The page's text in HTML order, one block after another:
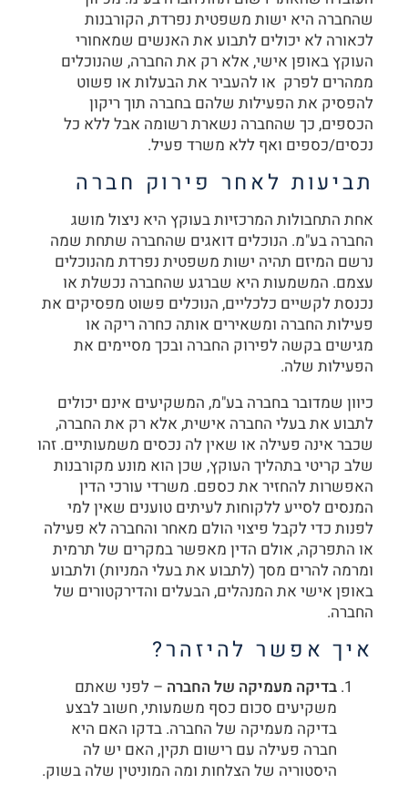
שהחברה היא ישות משפטית נפרדת, הקורבנות
לכאורה לא יכולים לתבוע את האנשים שמאחורי
העוקץ באופן אישי, אלא רק את החברה, שהנוכלים
ממהרים לפרק או להעביר את הבעלות או פשוט
להפסיק את הפעילות שלהם בחברה תוך ריקון
הכספים, כך שהחברה נשארת רשומה אבל ללא כל
נכסים/כספים ואף ללא משרד פעיל.
תביעות לאחר פירוק חברה
אחת התחבולות המרכזיות בעוקץ היא ניצול מושג
החברה בע"מ. הנוכלים דואגים שהחברה שתחת שמה
נרשם המיזם תהיה ישות משפטית נפרדת מהנוכלים
עצמם. המשמעות היא שברגע שהחברה נכשלת או
נכנסת לקשיים כלכליים, הנוכלים פשוט מפסיקים את
פעילות החברה ומשאירים אותה כחרה ריקה או
מגישים בקשה לפירוק החברה ובכך מסיימים את
הפעילות שלה.
כיוון שמדובר בחברה בע"מ, המשקיעים אינם יכולים
לתבוע את בעלי החברה אישית, אלא רק את החברה,
שכבר אינה פעילה או שאין לה נכסים משמעותיים. זהו
שלב קריטי בתהליך העוקץ, שכן הוא מונע מקורבנות
האפשרות להחזיר את כספם. משרדי עורכי הדין
המנסים לסייע ללקוחות לעיתים טוענים שאין למי
לפנות כדי לקבל פיצוי הולם מאחר והחברה לא פעילה
או התפרקה, אולם הדין מאפשר במקרים של תרמית
ומרמה להרים מסך (לתבוע את בעלי המניות) ולתבוע
באופן אישי את המנהלים, הבעלים והדירקטורים של
החברה.
איך אפשר להיזהר?
בדיקה מעמיקה של החברה – לפני שאתם
משקיעים סכום כסף משמעותי, חשוב לבצע
בדיקה מעמיקה של החברה. בדקו האם היא
חברה פעילה עם רישום תקין, האם יש לה
היסטוריה של הצלחות ומה המוניטין שלה בשוק.